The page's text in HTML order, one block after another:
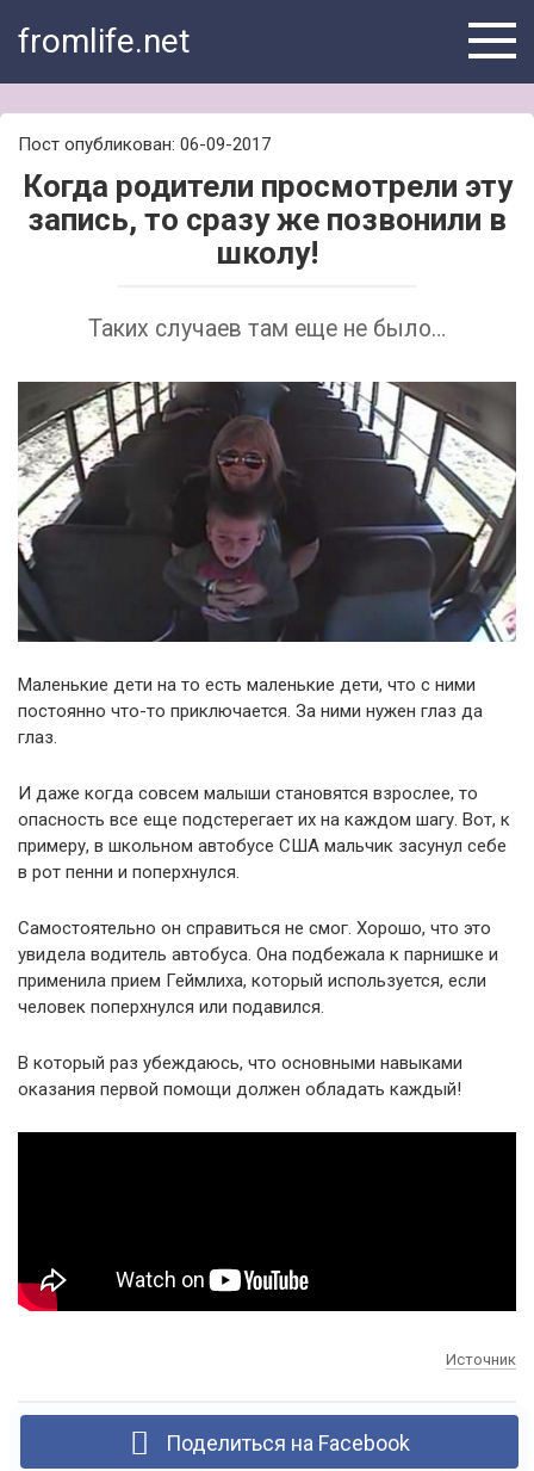
fromlife.net
Пост опубликован: 06-09-2017
Когда родители просмотрели эту
запись, то сразу же позвонили в
школу!
Таких случаев там еще не было…
Маленькие дети на то есть маленькие дети, что с ними
постоянно что-то приключается. За ними нужен глаз да
глаз.
И даже когда совсем малыши становятся взрослее, то
опасность все еще подстерегает их на каждом шагу. Вот, к
примеру, в школьном автобусе США мальчик засунул себе
в рот пенни и поперхнулся.
Самостоятельно он справиться не смог. Хорошо, что это
увидела водитель автобуса. Она подбежала к парнишке и
применила прием Геймлиха, который используется, если
человек поперхнулся или подавился.
В который раз убеждаюсь, что основными навыками
оказания первой помощи должен обладать каждый!
Источник
Поделиться на Facebook